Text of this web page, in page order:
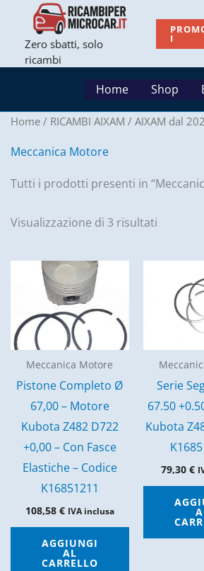
contenuto
Zero sbatti, solo
ricambi
I
Home Shop
Home / RICAMBI AIXAM / AIXAM dal
Meccanica Motore
Tutti i prodotti presenti in
Visualizzazione di 3 risultati
Meccanica Motore
Pistone Completo Ø
67,00 – Motore
Kubota Z482 D722
+0,00 – Con Fasce
Elastiche – Codice
K16851211
108,58 € IVA inclusa
AGGIUNGI
AL
CARRELLO
Serie
67.50
Kubota
79,30 €